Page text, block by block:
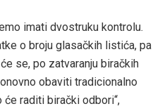
imati dvostruku kontrolu.
o broju glasačkih listića, pa
se, po zatvaranju biračkih
obaviti tradicionalno
raditi birački odbori“,